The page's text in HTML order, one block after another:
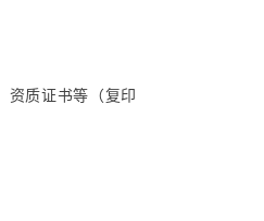
资质证书等（复印